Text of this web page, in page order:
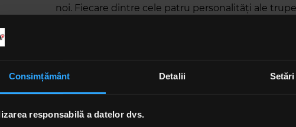
Consimțământ Detalii
responsabilă a datelor dvs.
noi. Fiecare dintre cele patru personalități ale
Târgu Mureș, sub bagheta lui Remus Grama,
Simfonic a luat naștere. Băieții își deschid, astfel, în
ei, toate aceste etape ale vieții. În plus, sperăm ca